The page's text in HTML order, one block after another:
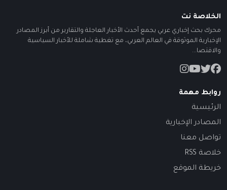
الخلاصة نت
محرك بحث إخباري عربي يجمع أحدث الأخبار العاجلة والتقارير من أبرز المصادر
الإخبارية الموثوقة في العالم العربي، مع تغطية شاملة للأخبار السياسية
والاقتصا...
روابط مهمة
الرئيسية
المصادر الإخبارية
تواصل معنا
خلاصة RSS
خريطة الموقع